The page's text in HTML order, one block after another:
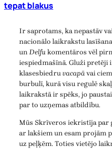
tepat blakus
Ir saprotams, ka nepastāv
nacionālo laikrakstu
unDelfukomentāros vēl
iespiedmašīnā. Gluži pretēji
klasesbiedruvacapāvai
burbulī, kurā visu regulē
laikrakstā ir spēks, jo
par to uzņemas atbildību.
Mūs Skrīveros iekristīja par
ar lakšiem un esam projām
uz peļķēm. Toties vietējo